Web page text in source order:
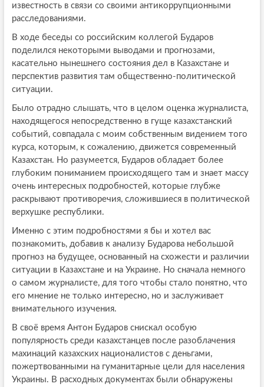
известность в связи со своими антикоррупционными
расследованиями.
В ходе беседы со российским коллегой Бударов
поделился некоторыми выводами и прогнозами,
касательно нынешнего состояния дел в Казахстане и
перспектив развития там общественно-политической
ситуации.
Было отрадно слышать, что в целом оценка журналиста,
находящегося непосредственно в гуще казахстанский
событий, совпадала с моим собственным видением того
курса, которым, к сожалению, движется современный
Казахстан. Но разумеется, Бударов обладает более
глубоким пониманием происходящего там и знает массу
очень интересных подробностей, которые глубже
раскрывают противоречия, сложившиеся в политической
верхушке республики.
Именно с этим подробностями я бы и хотел вас
познакомить, добавив к анализу Бударова небольшой
прогноз на будущее, основанный на схожести и различии
ситуации в Казахстане и на Украине. Но сначала немного
о самом журналисте, для того чтобы стало понятно, что
его мнение не только интересно, но и заслуживает
внимательного изучения.
В своё время Антон Бударов снискал особую
популярность среди казахстанцев после разоблачения
махинаций казахских националистов с деньгами,
пожертвованными на гуманитарные цели для населения
Украины. В расходных документах были обнаружены